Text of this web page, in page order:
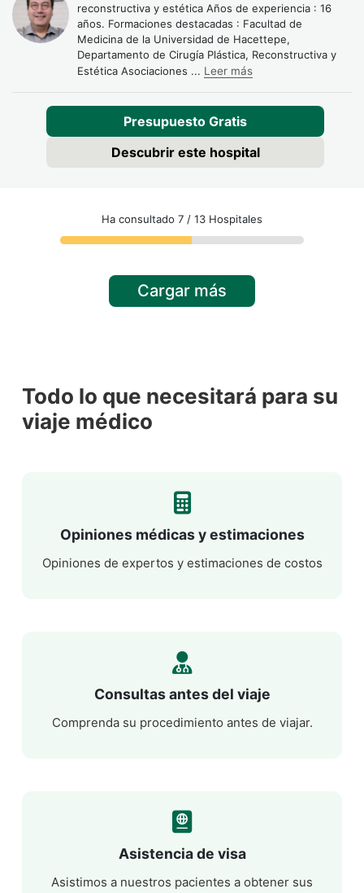
reconstructiva y estética Años de experiencia : 16
años. Formaciones destacadas : Facultad de
Medicina de la Universidad de Hacettepe,
Departamento de Cirugía Plástica, Reconstructiva y
Estética Asociaciones ... Leer más
Presupuesto Gratis
Descubrir este hospital
Ha consultado 7 / 13 Hospitales
Cargar más
Todo lo que necesitará para su
viaje médico
Opiniones médicas y estimaciones
Opiniones de expertos y estimaciones de costos
Consultas antes del viaje
Comprenda su procedimiento antes de viajar.
Asistencia de visa
Asistimos a nuestros pacientes a obtener sus